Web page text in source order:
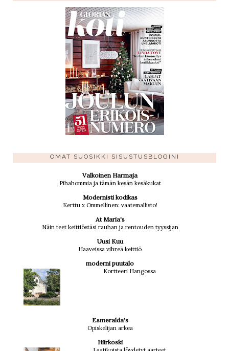
OMAT SUOSIKKI SISUSTUSBLOGINI
Valkoinen Harmaja
Pihahommia ja tämän kesän kesäkukat
Modernisti kodikas
Kerttu x Ommellinen: vaatemallisto!
At Maria's
Näin teet keittiöstäsi rauhan ja rentouden tyyssijan
Uusi Kuu
Haaveissa vihreä keittiö
moderni puutalo
Kortteeri Hangossa
Esmeralda's
Opiskelijan arkea
Hiirkoski